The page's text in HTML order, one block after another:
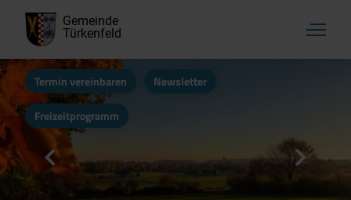
Gemeinde
Türkenfeld
Termin vereinbaren Newsletter
Freizeitprogramm